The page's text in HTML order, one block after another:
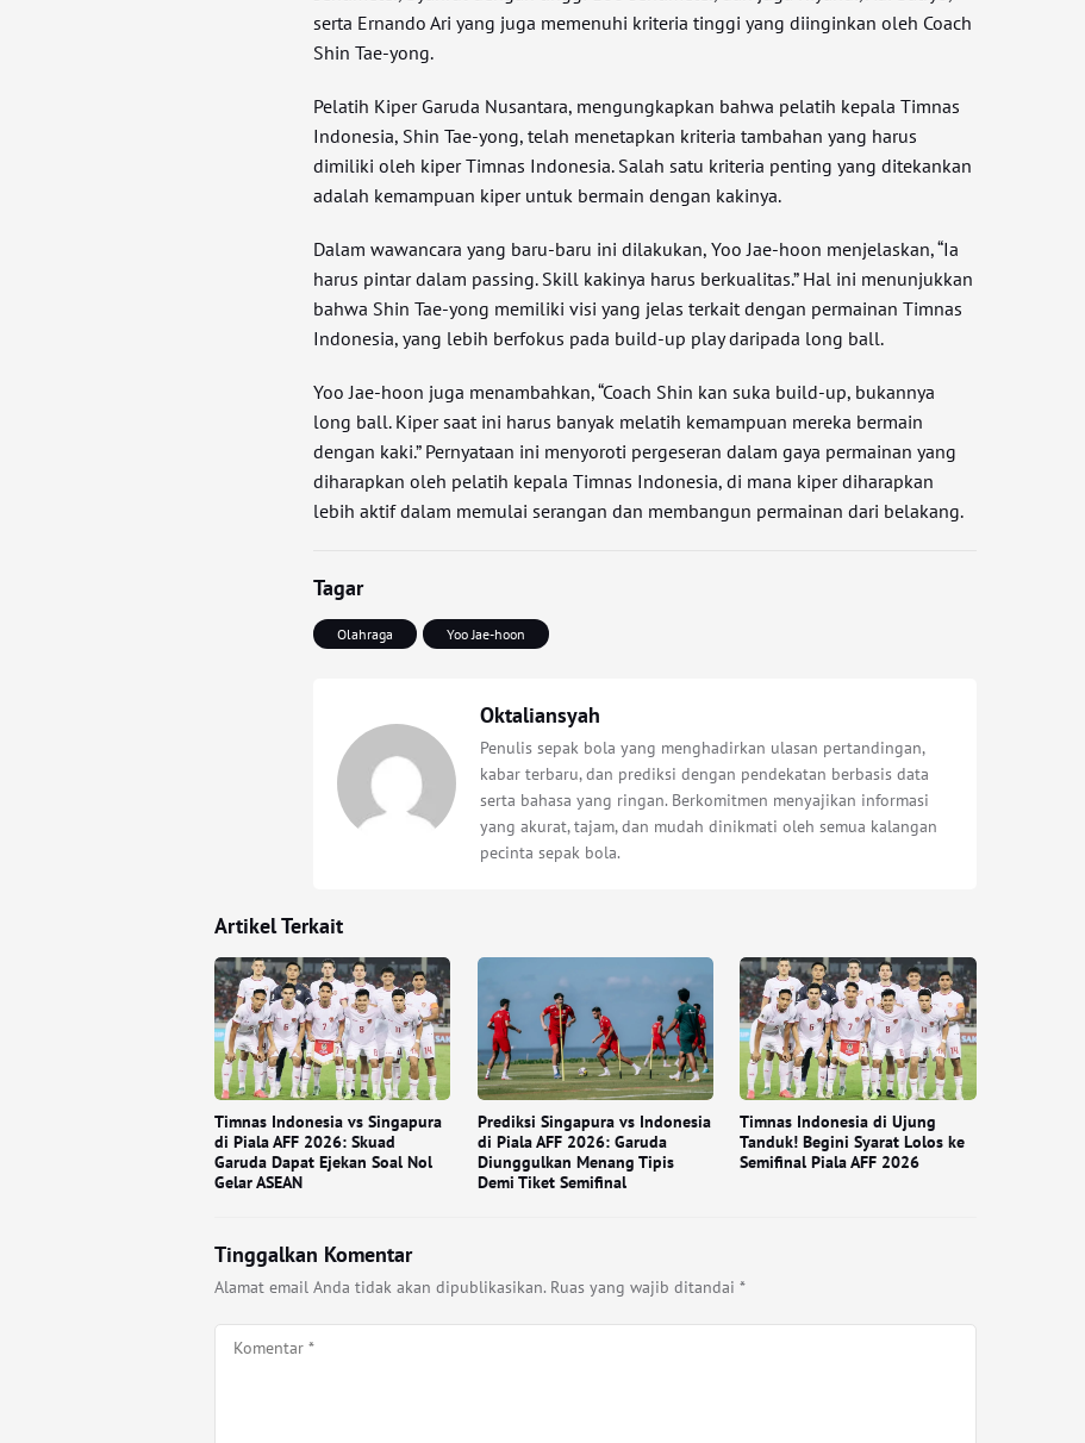
serta Ernando Ari yang juga memenuhi kriteria tinggi yang diinginkan oleh Coach
Shin Tae-yong.
Pelatih Kiper Garuda Nusantara, mengungkapkan bahwa pelatih kepala Timnas
Indonesia, Shin Tae-yong, telah menetapkan kriteria tambahan yang harus
dimiliki oleh kiper Timnas Indonesia. Salah satu kriteria penting yang ditekankan
adalah kemampuan kiper untuk bermain dengan kakinya.
Dalam wawancara yang baru-baru ini dilakukan, Yoo Jae-hoon menjelaskan, “Ia
harus pintar dalam passing. Skill kakinya harus berkualitas.” Hal ini menunjukkan
bahwa Shin Tae-yong memiliki visi yang jelas terkait dengan permainan Timnas
Indonesia, yang lebih berfokus pada build-up play daripada long ball.
Yoo Jae-hoon juga menambahkan, “Coach Shin kan suka build-up, bukannya
long ball. Kiper saat ini harus banyak melatih kemampuan mereka bermain
dengan kaki.” Pernyataan ini menyoroti pergeseran dalam gaya permainan yang
diharapkan oleh pelatih kepala Timnas Indonesia, di mana kiper diharapkan
lebih aktif dalam memulai serangan dan membangun permainan dari belakang.
Tagar
Olahraga Yoo Jae-hoon
Oktaliansyah
Penulis sepak bola yang menghadirkan ulasan pertandingan,
kabar terbaru, dan prediksi dengan pendekatan berbasis data
serta bahasa yang ringan. Berkomitmen menyajikan informasi
yang akurat, tajam, dan mudah dinikmati oleh semua kalangan
pecinta sepak bola.
Artikel Terkait
Timnas Indonesia vs Singapura
di Piala AFF 2026: Skuad
Garuda Dapat Ejekan Soal Nol
Gelar ASEAN
Prediksi Singapura vs Indonesia
di Piala AFF 2026: Garuda
Diunggulkan Menang Tipis
Demi Tiket Semifinal
Timnas Indonesia di Ujung
Tanduk! Begini Syarat Lolos ke
Semifinal Piala AFF 2026
Tinggalkan Komentar
Alamat email Anda tidak akan dipublikasikan. Ruas yang wajib ditandai *